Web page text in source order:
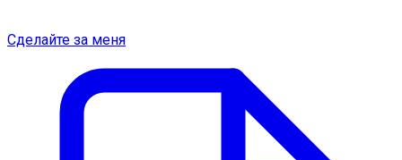
Сделайте за меня